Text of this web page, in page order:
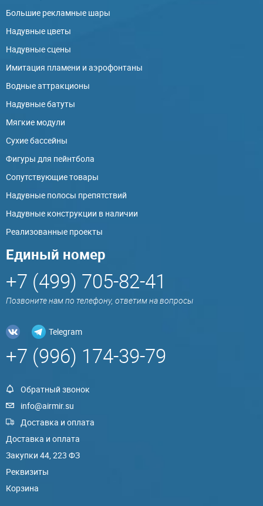
Большие рекламные шары
Надувные цветы
Надувные сцены
Имитация пламени и аэрофонтаны
Водные аттракционы
Надувные батуты
Мягкие модули
Сухие бассейны
Фигуры для пейнтбола
Сопутствующие товары
Надувные полосы препятствий
Надувные конструкции в наличии
Реализованные проекты
Единый номер
+7 (499) 705-82-41
Позвоните нам по телефону, ответим на вопросы
Telegram
+7 (996) 174-39-79
Обратный звонок
info@airmir.su
Доставка и оплата
Доставка и оплата
Закупки 44, 223 ФЗ
Реквизиты
Корзина